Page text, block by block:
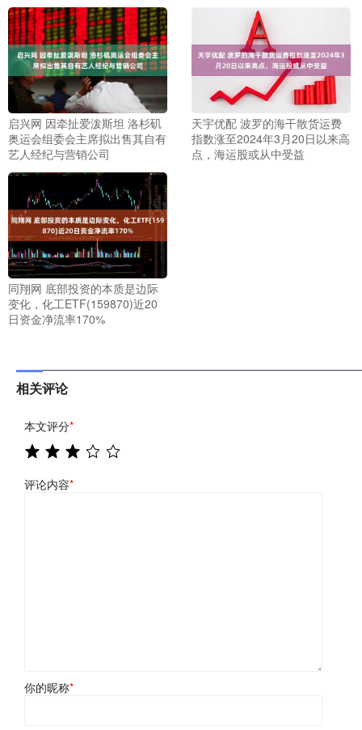
启兴网 因牵扯爱泼斯坦 洛杉矶
奥运会组委会主席拟出售其自有
艺人经纪与营销公司
天宇优配 波罗的海干散货运费
指数涨至2024年3月20日以来高
点，海运股或从中受益
同翔网 底部投资的本质是边际
变化，化工ETF(159870)近20
日资金净流率170%
相关评论
本文评分*
评论内容*
你的昵称*